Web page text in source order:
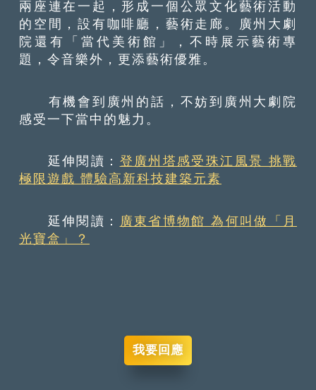
兩座連在一起，形成一個公眾文化藝術活動
的空間，設有咖啡廳，藝術走廊。廣州大劇
院還有「當代美術館」，不時展示藝術專
題，令音樂外，更添藝術優雅。
有機會到廣州的話，不妨到廣州大劇院
感受一下當中的魅力。
延伸閱讀： 登廣州塔感受珠江風景 挑戰
極限遊戲 體驗高新科技建築元素
延伸閱讀：
廣東省博物館 為何叫做「月
光寶盒」？
我要回應